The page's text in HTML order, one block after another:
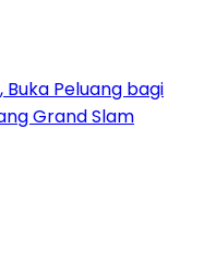
Buka Peluang bagi
Grand Slam